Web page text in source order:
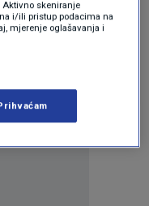
DVA U
HIHIHIHIHI ...
Aktivno skeniranje
i/ili pristup podacima na
mjerenje oglašavanja i